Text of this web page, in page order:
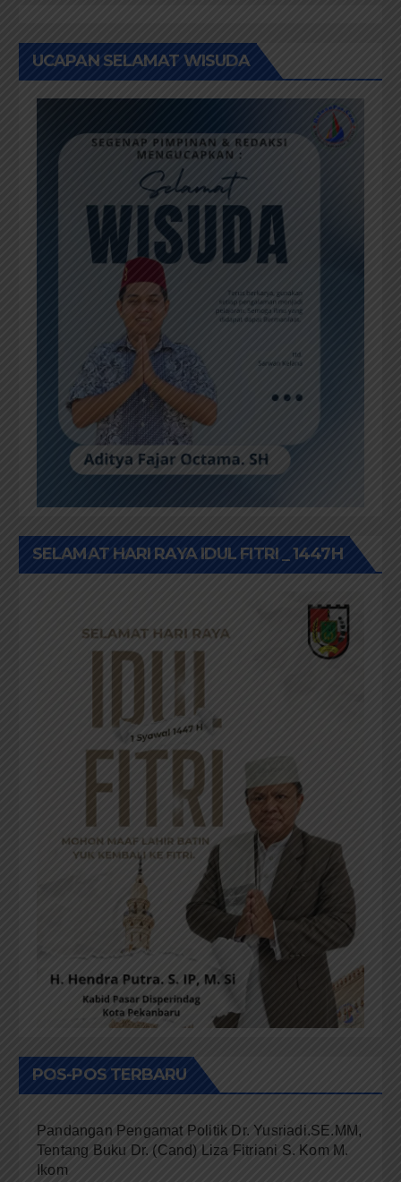
UCAPAN SELAMAT WISUDA
SELAMAT HARI RAYA IDUL FITRI _ 1447H
POS-POS TERBARU
Pandangan Pengamat Politik Dr. Yusriadi.SE.MM,
Tentang Buku Dr. (Cand) Liza Fitriani S. Kom M.
Ikom